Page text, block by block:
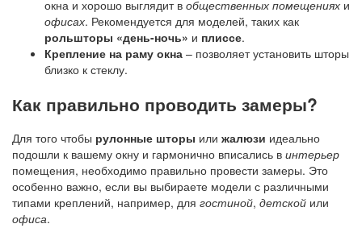
окна и хорошо выглядит в общественных помещениях и
офисах. Рекомендуется для моделей, таких как
рольшторы «день-ночь» и плиссе.
Крепление на раму окна – позволяет установить шторы
близко к стеклу.
Как правильно проводить замеры?
Для того чтобы рулонные шторы или жалюзи идеально
подошли к вашему окну и гармонично вписались в интерьер
помещения, необходимо правильно провести замеры. Это
особенно важно, если вы выбираете модели с различными
типами креплений, например, для гостиной, детской или
офиса.